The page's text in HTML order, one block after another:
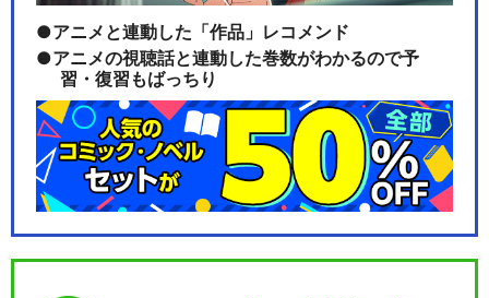
アニメと連動した「作品」レコメンド
アニメの視聴話と連動した巻数がわかるので予
習・復習もばっちり